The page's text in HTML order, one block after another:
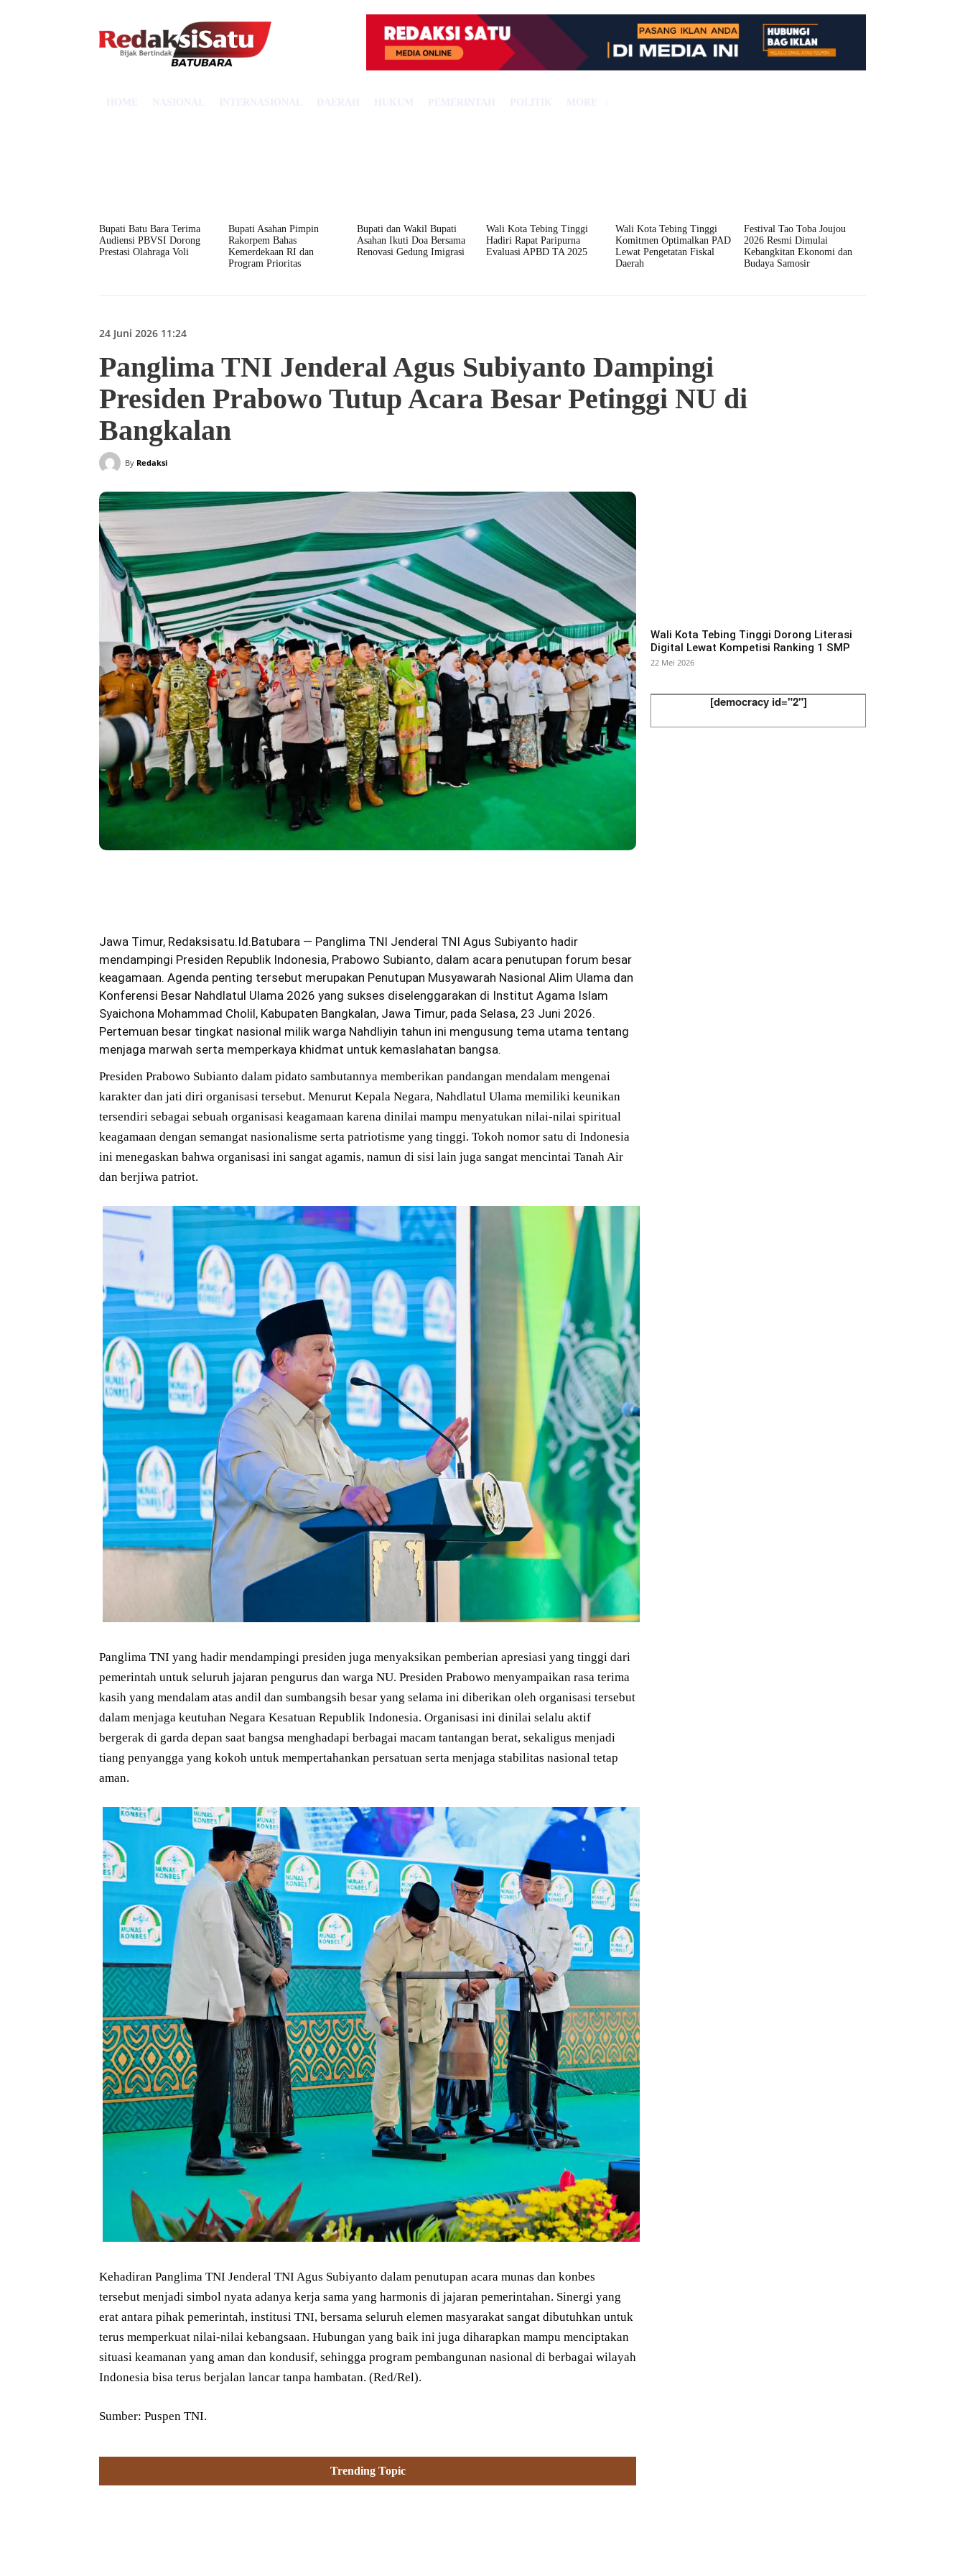
Bupati Batu Bara Terima
Audiensi PBVSI Dorong
Prestasi Olahraga Voli
Bupati Asahan Pimpin
Rakorpem Bahas
Kemerdekaan RI dan
Program Prioritas
Bupati dan Wakil Bupati
Asahan Ikuti Doa Bersama
Renovasi Gedung Imigrasi
Wali Kota Tebing Tinggi
Hadiri Rapat Paripurna
Evaluasi APBD TA 2025
Wali Kota Tebing Tinggi
Komitmen Optimalkan PAD
Lewat Pengetatan Fiskal
Daerah
Festival Tao Toba Joujou
2026 Resmi Dimulai
Kebangkitan Ekonomi dan
Budaya Samosir
24 Juni 2026 11:24
Panglima TNI Jenderal Agus Subiyanto Dampingi
Presiden Prabowo Tutup Acara Besar Petinggi NU di
Bangkalan
By Redaksi
Jawa Timur, Redaksisatu.Id.Batubara — Panglima TNI Jenderal TNI Agus Subiyanto hadir
mendampingi Presiden Republik Indonesia, Prabowo Subianto, dalam acara penutupan forum besar
keagamaan. Agenda penting tersebut merupakan Penutupan Musyawarah Nasional Alim Ulama dan
Konferensi Besar Nahdlatul Ulama 2026 yang sukses diselenggarakan di Institut Agama Islam
Syaichona Mohammad Cholil, Kabupaten Bangkalan, Jawa Timur, pada Selasa, 23 Juni 2026.
Pertemuan besar tingkat nasional milik warga Nahdliyin tahun ini mengusung tema utama tentang
menjaga marwah serta memperkaya khidmat untuk kemaslahatan bangsa.
Presiden Prabowo Subianto dalam pidato sambutannya memberikan pandangan mendalam mengenai
karakter dan jati diri organisasi tersebut. Menurut Kepala Negara, Nahdlatul Ulama memiliki keunikan
tersendiri sebagai sebuah organisasi keagamaan karena dinilai mampu menyatukan nilai-nilai spiritual
keagamaan dengan semangat nasionalisme serta patriotisme yang tinggi. Tokoh nomor satu di Indonesia
ini menegaskan bahwa organisasi ini sangat agamis, namun di sisi lain juga sangat mencintai Tanah Air
dan berjiwa patriot.
Panglima TNI yang hadir mendampingi presiden juga menyaksikan pemberian apresiasi yang tinggi dari
pemerintah untuk seluruh jajaran pengurus dan warga NU. Presiden Prabowo menyampaikan rasa terima
kasih yang mendalam atas andil dan sumbangsih besar yang selama ini diberikan oleh organisasi tersebut
dalam menjaga keutuhan Negara Kesatuan Republik Indonesia. Organisasi ini dinilai selalu aktif
bergerak di garda depan saat bangsa menghadapi berbagai macam tantangan berat, sekaligus menjadi
tiang penyangga yang kokoh untuk mempertahankan persatuan serta menjaga stabilitas nasional tetap
aman.
Kehadiran Panglima TNI Jenderal TNI Agus Subiyanto dalam penutupan acara munas dan konbes
tersebut menjadi simbol nyata adanya kerja sama yang harmonis di jajaran pemerintahan. Sinergi yang
erat antara pihak pemerintah, institusi TNI, bersama seluruh elemen masyarakat sangat dibutuhkan untuk
terus memperkuat nilai-nilai kebangsaan. Hubungan yang baik ini juga diharapkan mampu menciptakan
situasi keamanan yang aman dan kondusif, sehingga program pembangunan nasional di berbagai wilayah
Indonesia bisa terus berjalan lancar tanpa hambatan. (Red/Rel).
Sumber: Puspen TNI.
Trending Topic
Wali Kota Tebing Tinggi Dorong Literasi
Digital Lewat Kompetisi Ranking 1 SMP
22 Mei 2026
[democracy id="2"]